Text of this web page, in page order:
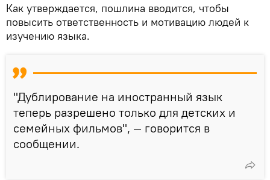
Как утверждается, пошлина вводится, чтобы
повысить ответственность и мотивацию людей к
изучению языка.
"Дублирование на иностранный язык
теперь разрешено только для детских и
семейных фильмов", — говорится в
сообщении.